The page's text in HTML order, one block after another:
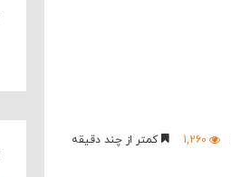
1,260 کمتر از چند دقیقه